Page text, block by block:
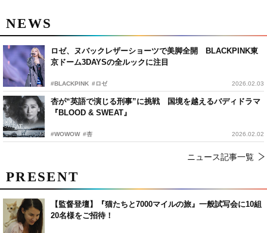
NEWS
ロゼ、ヌバックレザーショーツで美脚全開 BLACKPINK東
京ドーム3DAYSの全ルックに注目
#BLACKPINK #ロゼ 2026.02.03
杏が“英語で演じる刑事”に挑戦 国境を越えるバディドラマ
『BLOOD & SWEAT』
#WOWOW #杏 2026.02.02
ニュース記事一覧
PRESENT
【監督登壇】『猫たちと7000マイルの旅』一般試写会に10組
20名様をご招待！